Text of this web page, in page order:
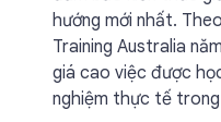
hướng mới nhất.
Training Australia
giá cao việc được
nghiệm thực tế trong